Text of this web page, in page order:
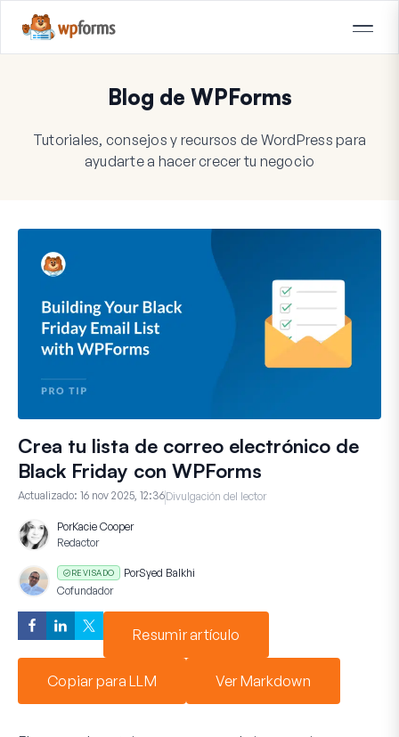
Blog de WPForms
Tutoriales, consejos y recursos de WordPress para
ayudarte a hacer crecer tu negocio
Crea tu lista de correo electrónico de
Black Friday con WPForms
Actualizado: 16 nov 2025, 12:36Divulgación del lector
PorKacie Cooper
Redactor
REVISADO PorSyed Balkhi
Cofundador
Resumir artículo
Copiar para LLM Ver Markdown